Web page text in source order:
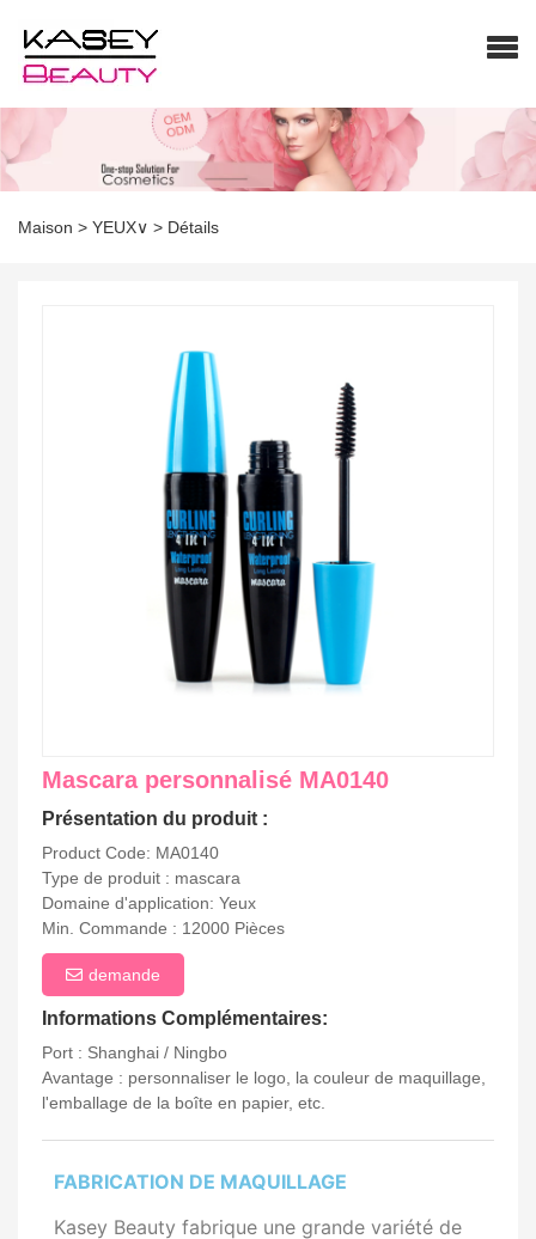
Maison > YEUX∨ > Détails
Mascara personnalisé MA0140
Présentation du produit :
Product Code: MA0140
Type de produit : mascara
Domaine d'application: Yeux
Min. Commande : 12000 Pièces
demande
Informations Complémentaires:
Port : Shanghai / Ningbo
Avantage : personnaliser le logo, la couleur de maquillage,
l'emballage de la boîte en papier, etc.
FABRICATION DE MAQUILLAGE
Kasey Beauty fabrique une grande variété de